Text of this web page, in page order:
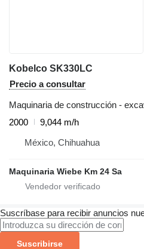
Kobelco SK330LC
Precio a consultar
Maquinaria de construcción -
2000
9,044 m/h
México, Chihuahua
Maquinaria Wiebe Km 24 Sa
Suscríbase para recibir anuncios
Suscribirse